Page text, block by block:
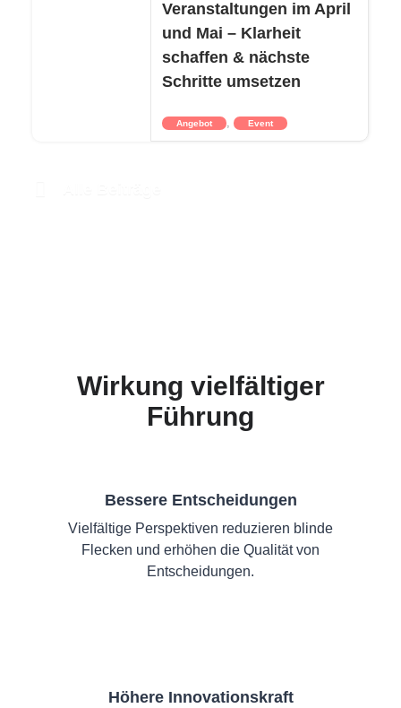
Veranstaltungen im April
und Mai – Klarheit
schaffen & nächste
Schritte umsetzen
Angebot , Event
Wirkung vielfältiger
Führung
Bessere Entscheidungen
Vielfältige Perspektiven reduzieren blinde
Flecken und erhöhen die Qualität von
Entscheidungen.
Höhere Innovationskraft